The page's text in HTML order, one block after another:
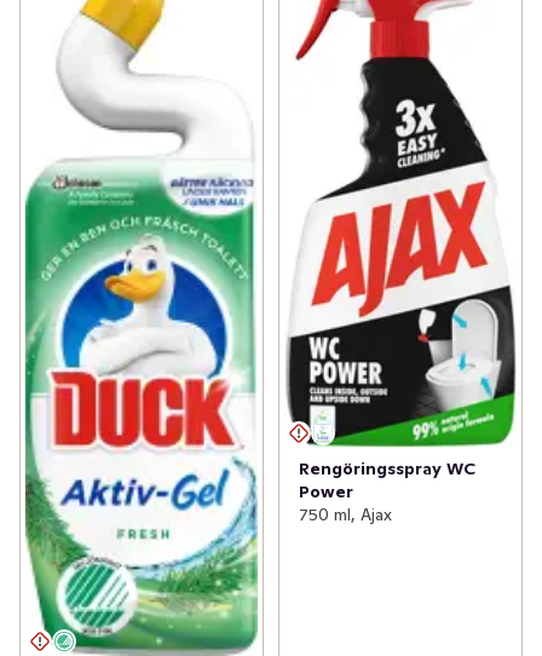
Rengöringsspray WC
Power
750 ml, Ajax